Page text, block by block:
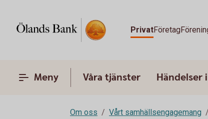
PrivatFöretag
Meny Våra tjänster Händelser
Om oss Vårt samhällsengagemang